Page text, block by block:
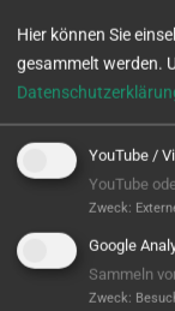
Hier können Sie
gesammelt werden.
YouTube /
YouTube
Zweck:
Google
Sammeln
Zweck: